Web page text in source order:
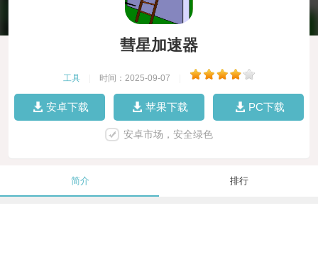
彗星加速器
工具 时间：2025-09-07
安卓下载 苹果下载 PC下载
安卓市场，安全绿色
简介 排行